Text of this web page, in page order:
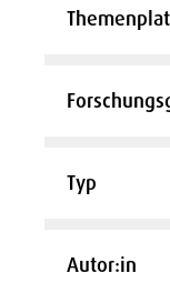
Typ
Autor:in